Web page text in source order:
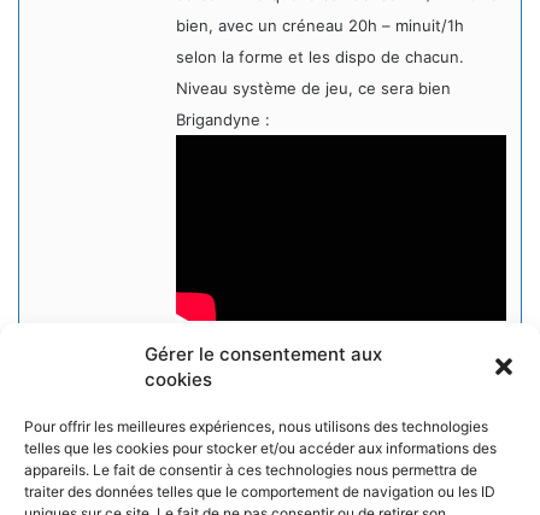
Gérer le consentement aux
cookies
Pour offrir les meilleures expériences, nous utilisons des technologies
telles que les cookies pour stocker et/ou accéder aux informations des
appareils. Le fait de consentir à ces technologies nous permettra de
traiter des données telles que le comportement de navigation ou les ID
bien, avec un créneau 20h – minuit/1h
selon la forme et les dispo de chacun.
Niveau système de jeu, ce sera bien
Brigandyne :
Enfin, pour les “inscriptions”/gens
présents, une table de 3-4 joueurs me